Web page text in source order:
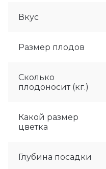
Вкус
Размер плодов
Сколько
плодоносит (кг.)
Какой размер
цветка
Глубина посадки